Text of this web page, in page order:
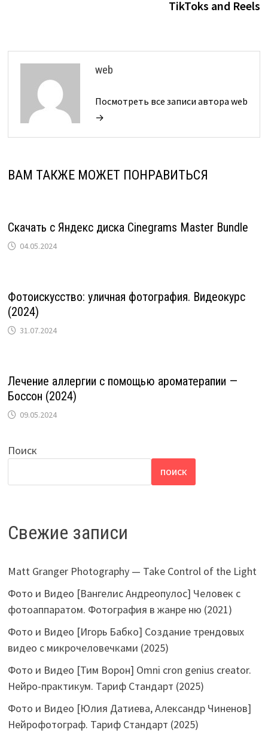
TikToks and Reels
web
Посмотреть все записи автора web
→
ВАМ ТАКЖЕ МОЖЕТ ПОНРАВИТЬСЯ
Скачать с Яндекс диска Cinegrams Master Bundle
04.05.2024
Фотоискусство: уличная фотография. Видеокурс
(2024)
31.07.2024
Лечение аллергии с помощью ароматерапии —
Боссон (2024)
09.05.2024
Поиск
ПОИСК
Свежие записи
Matt Granger Photography — Take Control of the Light
Фото и Видео [Вангелис Андреопулос] Человек с
фотоаппаратом. Фотография в жанре ню (2021)
Фото и Видео [Игорь Бабко] Создание трендовых
видео с микрочеловечками (2025)
Фото и Видео [Тим Ворон] Omni cron genius creator.
Нейро-практикум. Тариф Стандарт (2025)
Фото и Видео [Юлия Датиева, Александр Чиненов]
Нейрофотограф. Тариф Стандарт (2025)